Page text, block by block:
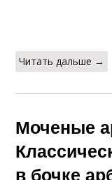
Читать дальше →
Моченые
в бочке